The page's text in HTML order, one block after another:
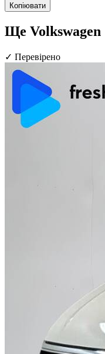
Копіювати
Ще Volkswagen
✓ Перевірено